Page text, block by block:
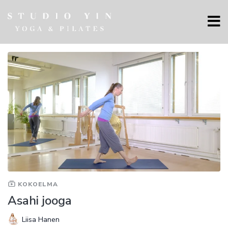
KOKOELMA
Asahi jooga
Liisa Hanen